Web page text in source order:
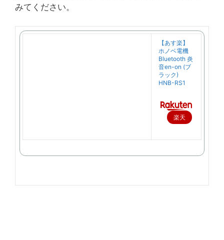
みてください。
【あす楽】
ホノベ電機
Bluetooth 炎
音en-on (ブ
ラック)
HNB-RS1
楽天